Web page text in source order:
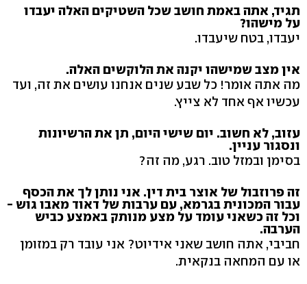
תגיד, אתה באמת חושב שכל השטיקים האלה יעבדו
על מישהו?
יעבדו, בטח שיעבדו.
אין מצב שמישהו יקנה את הלוקשים האלה.
מה אתה אומר! כל שבע שנים אנחנו עושים את זה, ועד
עכשיו אף אחד לא צייץ.
עזוב, לא חשוב. יום שישי היום, תן את הרשיונות
ונסגור עניין.
בסימן ובמזל טוב. רגע, מה זה?
זה פרוזבול של אוצר בית דין. אני נותן לך את הכסף
עבור המכונית בגרמא, עם ערבות של דאוד מאבו גוש -
וכל זה כשאני עומד על מצע מנותק באמצע כביש
הערבה.
חביבי, אתה חושב שאני אידיוט? אני עובד רק במזומן
או עם המחאה בנקאית.